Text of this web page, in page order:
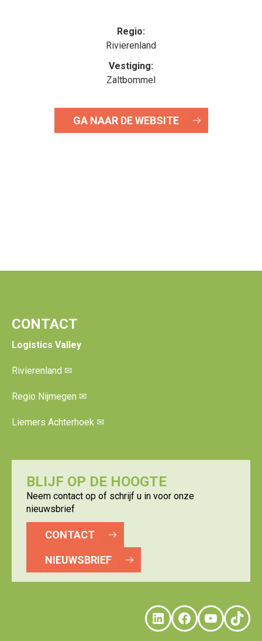
Regio:
Rivierenland
Vestiging:
Zaltbommel
GA NAAR DE WEBSITE
CONTACT
Logistics Valley
Rivierenland ✉
Regio Nijmegen ✉
Liemers Achterhoek ✉
BLIJF OP DE HOOGTE
Neem contact op of schrijf u in voor onze
nieuwsbrief
CONTACT
NIEUWSBRIEF
LinkedIn
Facebook